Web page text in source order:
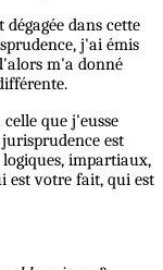
dans cette
j'ai émis
m'a donné
que j'eusse
est
impartiaux,
est votre fait, qui est